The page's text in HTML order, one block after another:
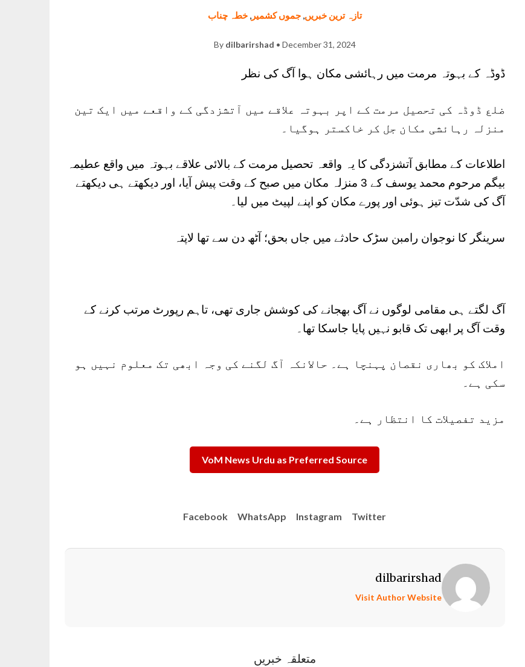
تازہ ترین خبریں,جموں کشمیر,خطہ چناب
By dilbarirshad • December 31, 2024
ڈوڈہ کے بہوتہ مرمت میں رہائشی مکان ہوا آگ کی نظر
ضلع ڈوڈہ کی تحصیل مرمت کے اپر بہوتہ علاقے میں آتشزدگی کے واقعے میں ایک تین
منزلہ رہائشی مکان جل کر خاکستر ہوگیا۔
اطلاعات کے مطابق آتشزدگی کا یہ واقعہ تحصیل مرمت کے بالائی علاقے بہوتہ میں واقع عطیمہ
بیگم مرحوم محمد یوسف کے 3 منزلہ مکان میں صبح کے وقت پیش آیا، اور دیکھتے ہی دیکھتے
آگ کی شدّت تیز ہوئی اور پورے مکان کو اپنے لپیٹ میں لیا۔
سرینگر کا نوجوان رامبن سڑک حادثے میں جاں بحق؛ آٹھ دن سے تھا لاپتہ
آگ لگتے ہی مقامی لوگوں نے آگ بھجانے کی کوشش جاری تھی، تاہم رپورٹ مرتب کرنے کے
وقت آگ پر ابھی تک قابو نہیں پایا جاسکا تھا۔
املاک کو بھاری نقصان پہنچا ہے۔ حالانکہ آگ لگنے کی وجہ ابھی تک معلوم نہیں ہو
سکی ہے۔
مزید تفصیلات کا انتظار ہے۔
VoM News Urdu as Preferred Source
Facebook WhatsApp Instagram Twitter
dilbarirshad
Visit Author Website
متعلقہ خبریں